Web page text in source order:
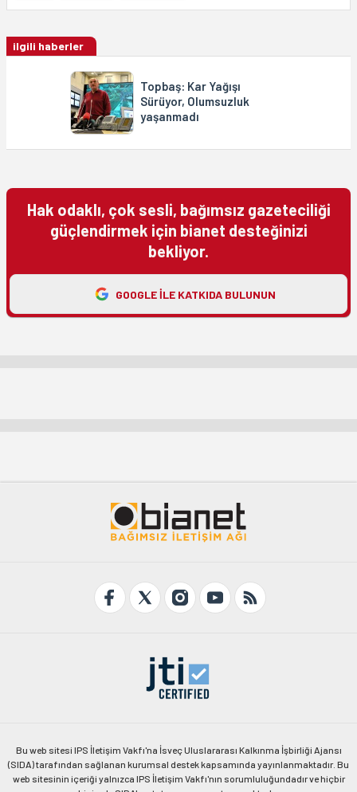
ilgili haberler
Topbaş: Kar Yağışı
Sürüyor, Olumsuzluk
yaşanmadı
Hak odaklı, çok sesli, bağımsız gazeteciliği
güçlendirmek için bianet desteğinizi
bekliyor.
GOOGLE ILE KATKIDA BULUNUN
Bu web sitesi IPS İletişim Vakfı'na İsveç Uluslararası Kalkınma İşbirliği Ajansı
(SIDA) tarafından sağlanan kurumsal destek kapsamında yayınlanmaktadır. Bu
web sitesinin içeriği yalnızca IPS İletişim Vakfı'nın sorumluluğundadır ve hiçbir